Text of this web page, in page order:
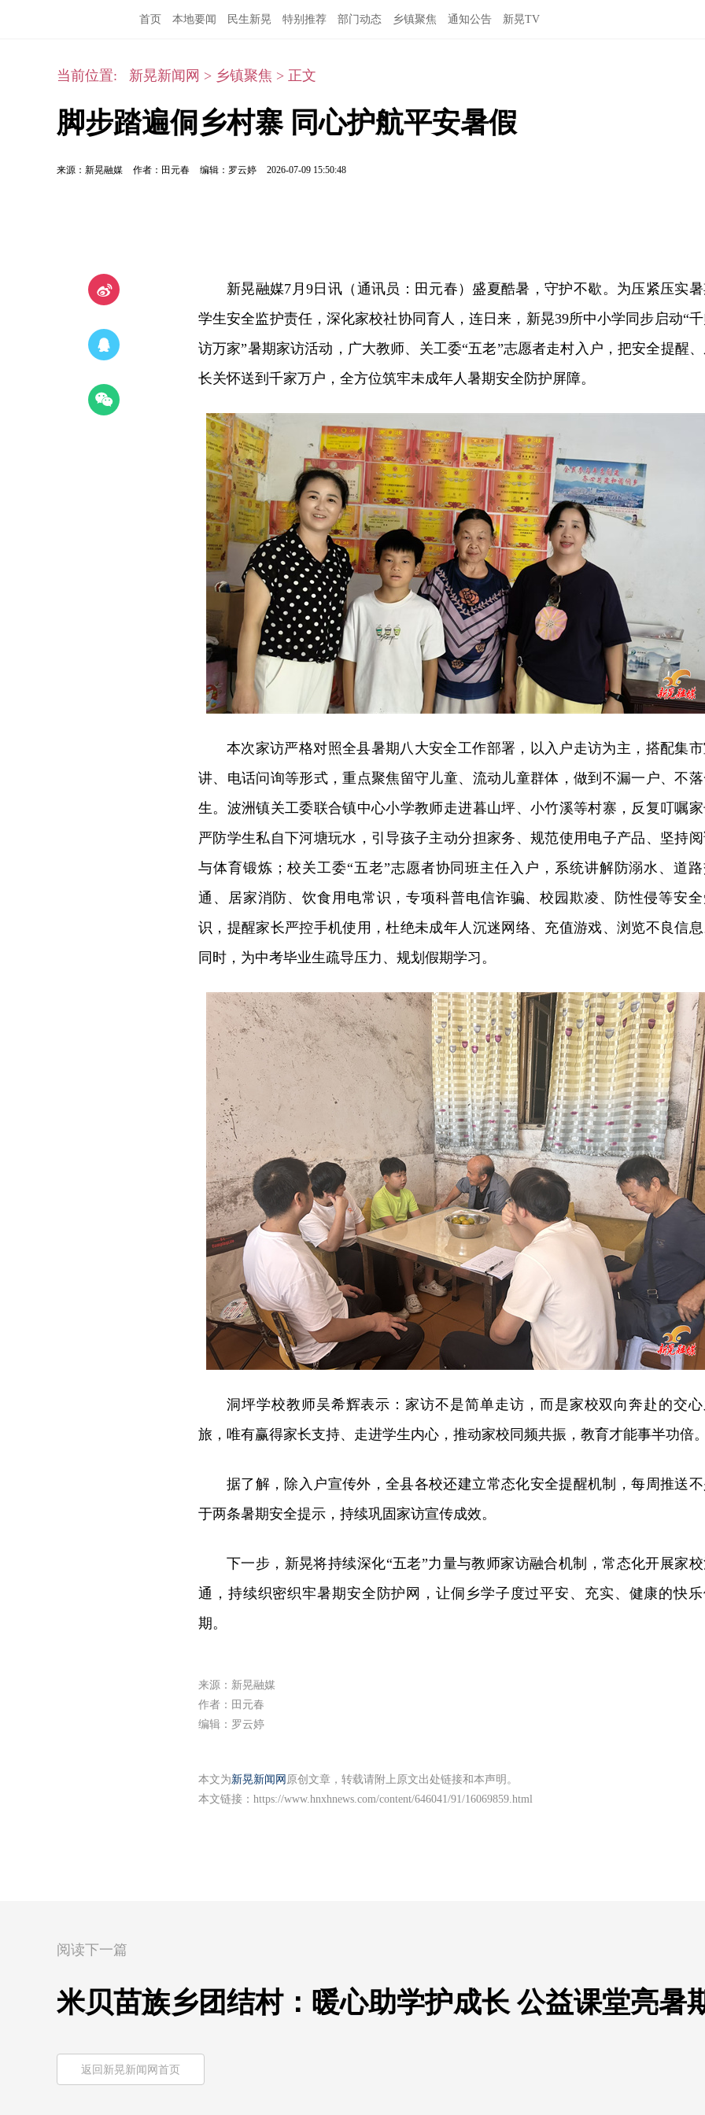
首页 本地要闻 民生新晃 特别推荐 部门动态 乡镇聚焦 通知公告 新晃TV
当前位置: 新晃新闻网 > 乡镇聚焦 > 正文
脚步踏遍侗乡村寨 同心护航平安暑假
来源：新晃融媒 作者：田元春 编辑：罗云婷 2026-07-09 15:50:48
新晃融媒7月9日讯（通讯员：田元春）盛夏酷暑，守护不歇。为压紧压实
学生安全监护责任，深化家校社协同育人，连日来，新晃39所中小学同步启动“
访万家”暑期家访活动，广大教师、关工委“五老”志愿者走村入户，把安全提醒
长关怀送到千家万户，全方位筑牢未成年人暑期安全防护屏障。
本次家访严格对照全县暑期八大安全工作部署，以入户走访为主，搭配集
讲、电话问询等形式，重点聚焦留守儿童、流动儿童群体，做到不漏一户、不
生。波洲镇关工委联合镇中心小学教师走进暮山坪、小竹溪等村寨，反复叮嘱
严防学生私自下河塘玩水，引导孩子主动分担家务、规范使用电子产品、坚持
与体育锻炼；校关工委“五老”志愿者协同班主任入户，系统讲解防溺水、道
通、居家消防、饮食用电常识，专项科普电信诈骗、校园欺凌、防性侵等安
识，提醒家长严控手机使用，杜绝未成年人沉迷网络、充值游戏、浏览不良信
同时，为中考毕业生疏导压力、规划假期学习。
洞坪学校教师吴希辉表示：家访不是简单走访，而是家校双向奔赴的交
旅，唯有赢得家长支持、走进学生内心，推动家校同频共振，教育才能事半功倍
据了解，除入户宣传外，全县各校还建立常态化安全提醒机制，每周推送
于两条暑期安全提示，持续巩固家访宣传成效。
下一步，新晃将持续深化“五老”力量与教师家访融合机制，常态化开展家
通，持续织密织牢暑期安全防护网，让侗乡学子度过平安、充实、健康的快
期。
来源：新晃融媒
作者：田元春
编辑：罗云婷
本文为新晃新闻网 原创文章，转载请附上原文出处链接和本声明。
本文链接： https://www.hnxhnews.com/content/646041/91/16069859.html
阅读下一篇
米贝苗族乡团结村：暖心助学护成长 公益课堂亮暑
返回新晃新闻网首页